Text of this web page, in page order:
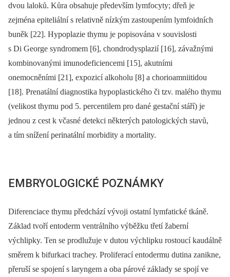
dvou laloků. Kůra obsahuje především lymfocyty; dřeň je
zejména epiteliální s relativně nízkým zastoupením lymfoidních
buněk [22]. Hypoplazie thymu je popisována v souvislosti
s Di George syndromem [6], chondrodysplazií [16], závažnými
kombinovanými imunodeficiencemi [15], akutními
onemocněními [21], expozicí alkoholu [8] a chorioamniitidou
[18]. Prenatální diagnostika hypoplastického či tzv. malého thymu
(velikost thymu pod 5. percentilem pro dané gestační stáří) je
jednou z cest k včasné detekci některých patologických stavů,
a tím snížení perinatální morbidity a mortality.
EMBRYOLOGICKÉ POZNÁMKY
Diferenciace thymu předchází vývoji ostatní lymfatické tkáně.
Základ tvoří entoderm ventrálního výběžku třetí žaberní
výchlipky. Ten se prodlužuje v dutou výchlipku rostoucí kaudálně
směrem k bifurkaci trachey. Proliferací entodermu dutina zanikne,
přeruší se spojení s laryngem a oba párové základy se spojí ve